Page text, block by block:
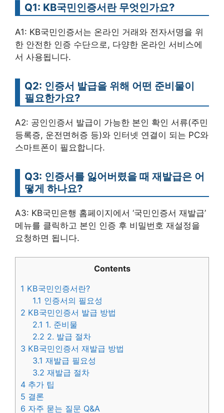
Q1: KB국민인증서란 무엇인가요?
A1: KB국민인증서는 온라인 거래와 전자서명을 위
한 안전한 인증 수단으로, 다양한 온라인 서비스에
서 사용됩니다.
Q2: 인증서 발급을 위해 어떤 준비물이
필요한가요?
A2: 공인인증서 발급이 가능한 본인 확인 서류(주민
등록증, 운전면허증 등)와 인터넷 연결이 되는 PC와
스마트폰이 필요합니다.
Q3: 인증서를 잃어버렸을 때 재발급은 어
떻게 하나요?
A3: KB국민은행 홈페이지에서 ‘국민인증서 재발급’
메뉴를 클릭하고 본인 인증 후 비밀번호 재설정을
요청하면 됩니다.
Contents
1 KB국민인증서란?
1.1 인증서의 필요성
2 KB국민인증서 발급 방법
2.1 1. 준비물
2.2 2. 발급 절차
3 KB국민인증서 재발급 방법
3.1 재발급 필요성
3.2 재발급 절차
4 추가 팁
5 결론
6 자주 묻는 질문 Q&A